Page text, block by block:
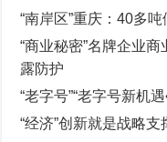
“南岸区”重庆：40多
“商业秘密”名牌企业
露防护
“老字号”“老字号新机
“经济”创新就是战略支